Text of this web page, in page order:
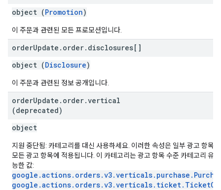
object (Promotion)
이 주문과 관련된 모든 프로모션입니다.
orderUpdate . order. disclosures[]
object (Disclosure)
이 주문과 관련된 정보 공개입니다.
orderUpdate . order.vertical
(deprecated)
object
지원 중단됨: 카테고리를 대신 사용하세요. 이러한 속성은 일부 광고 항목
모든 광고 항목에 적용됩니다. 이 카테고리는 광고 항목 수준 카테고리 유
능한 값: